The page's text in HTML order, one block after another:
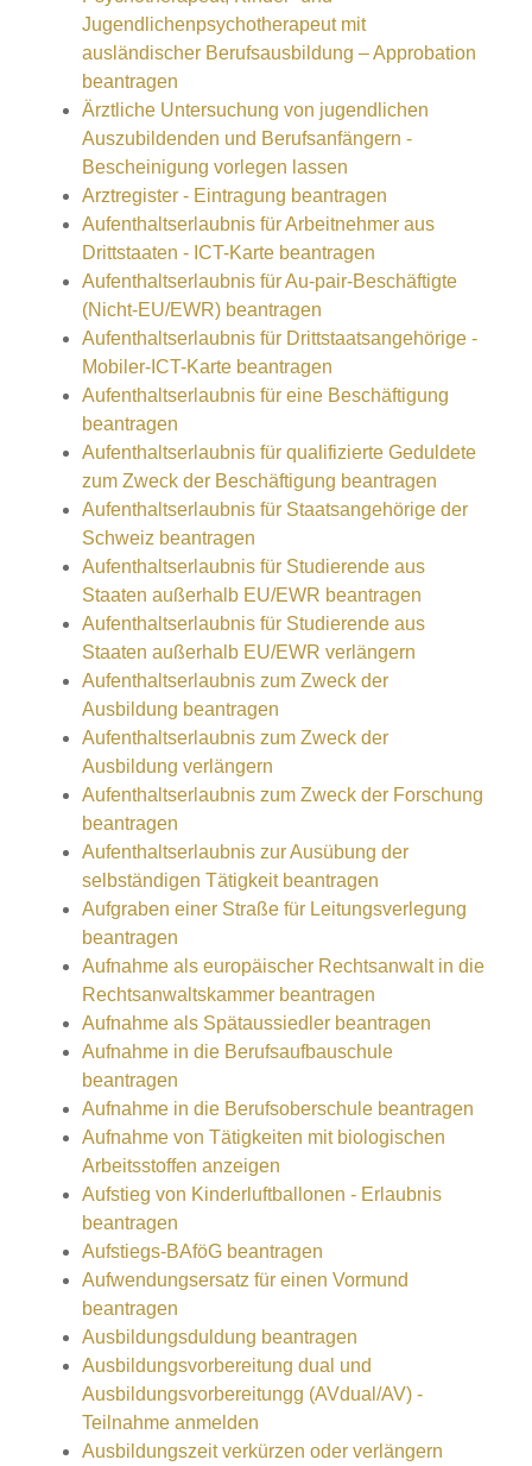
Jugendlichenpsychotherapeut mit
ausländischer Berufsausbildung – Approbation
beantragen
Ärztliche Untersuchung von jugendlichen
Auszubildenden und Berufsanfängern -
Bescheinigung vorlegen lassen
Arztregister - Eintragung beantragen
Aufenthaltserlaubnis für Arbeitnehmer aus
Drittstaaten - ICT-Karte beantragen
Aufenthaltserlaubnis für Au-pair-Beschäftigte
(Nicht-EU/EWR) beantragen
Aufenthaltserlaubnis für Drittstaatsangehörige -
Mobiler-ICT-Karte beantragen
Aufenthaltserlaubnis für eine Beschäftigung
beantragen
Aufenthaltserlaubnis für qualifizierte Geduldete
zum Zweck der Beschäftigung beantragen
Aufenthaltserlaubnis für Staatsangehörige der
Schweiz beantragen
Aufenthaltserlaubnis für Studierende aus
Staaten außerhalb EU/EWR beantragen
Aufenthaltserlaubnis für Studierende aus
Staaten außerhalb EU/EWR verlängern
Aufenthaltserlaubnis zum Zweck der
Ausbildung beantragen
Aufenthaltserlaubnis zum Zweck der
Ausbildung verlängern
Aufenthaltserlaubnis zum Zweck der Forschung
beantragen
Aufenthaltserlaubnis zur Ausübung der
selbständigen Tätigkeit beantragen
Aufgraben einer Straße für Leitungsverlegung
beantragen
Aufnahme als europäischer Rechtsanwalt in die
Rechtsanwaltskammer beantragen
Aufnahme als Spätaussiedler beantragen
Aufnahme in die Berufsaufbauschule
beantragen
Aufnahme in die Berufsoberschule beantragen
Aufnahme von Tätigkeiten mit biologischen
Arbeitsstoffen anzeigen
Aufstieg von Kinderluftballonen - Erlaubnis
beantragen
Aufstiegs-BAföG beantragen
Aufwendungsersatz für einen Vormund
beantragen
Ausbildungsduldung beantragen
Ausbildungsvorbereitung dual und
Ausbildungsvorbereitungg (AVdual/AV) -
Teilnahme anmelden
Ausbildungszeit verkürzen oder verlängern